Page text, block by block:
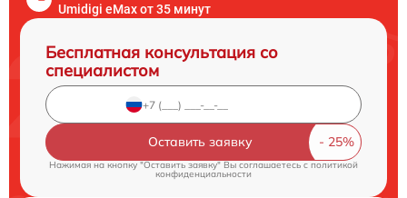
Umidigi eMax от 35 минут
Бесплатная консультация со
специалистом
Оставить заявку
Нажимая на кнопку "Оставить заявку" Вы соглашаетесь c политикой
конфиденциальности